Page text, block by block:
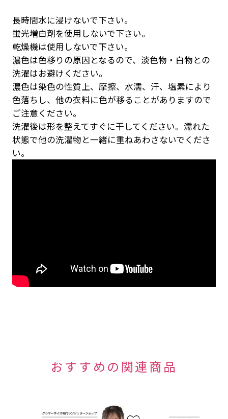
長時間水に浸けないで下さい。
蛍光増白剤を使用しないで下さい。
乾燥機は使用しないで下さい。
濃色は色移りの原因となるので、淡色物・白物との
洗濯はお避けください。
濃色は染色の性質上、摩擦、水濡、汗、塩素により
色落ちし、他の衣料に色が移ることがありますので
ご注意ください。
洗濯後は形を整えてすぐに干してください。濡れた
状態で他の洗濯物と一緒に重ねあわさないでくださ
い。